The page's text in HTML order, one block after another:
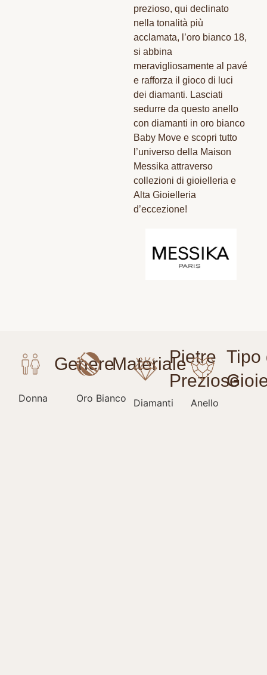
prezioso, qui declinato
nella tonalità più
acclamata, l’oro bianco 18,
si abbina
meravigliosamente al pavé
e rafforza il gioco di luci
dei diamanti. Lasciati
sedurre da questo anello
con diamanti in oro bianco
Baby Move e scopri tutto
l’universo della Maison
Messika attraverso
collezioni di gioielleria e
Alta Gioielleria
d’eccezione!
Donna Oro Bianco Diamanti Anello